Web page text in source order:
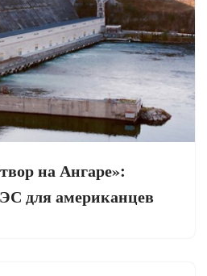
на Ангаре»:
для американцев